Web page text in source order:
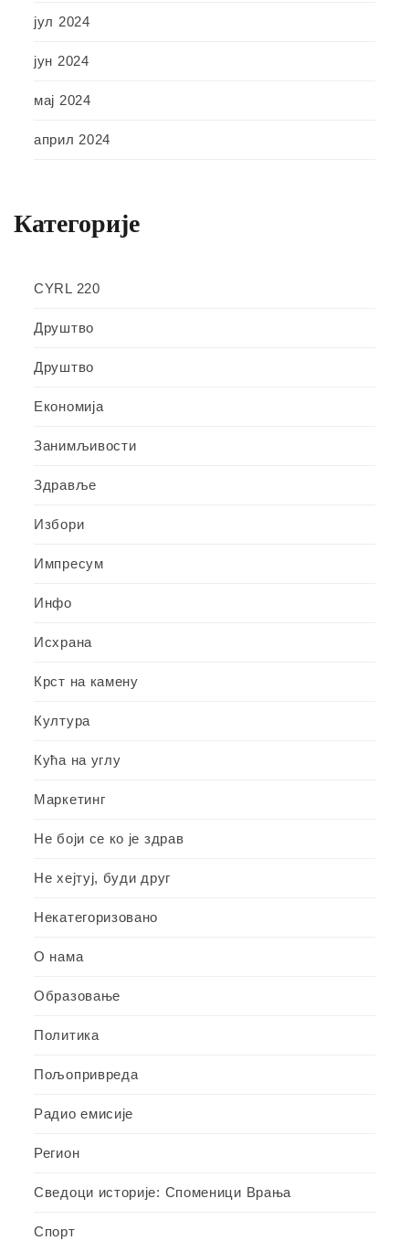
јул 2024
јун 2024
мај 2024
април 2024
Категорије
CYRL 220
Друштво
Друштво
Економија
Занимљивости
Здравље
Избори
Импресум
Инфо
Исхрана
Крст на камену
Култура
Кућа на углу
Маркетинг
Не боји се ко је здрав
Не хејтуј, буди друг
Некатегоризовано
О нама
Образовање
Политика
Пољопривреда
Радио емисије
Регион
Сведоци историје: Споменици Врања
Спорт